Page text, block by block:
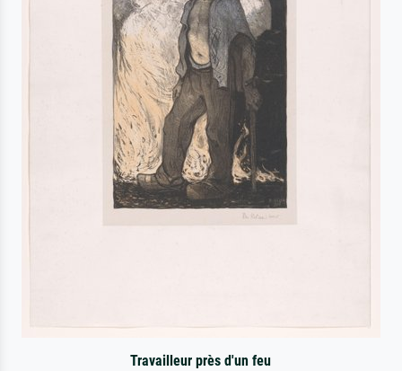
Travailleur près d'un feu